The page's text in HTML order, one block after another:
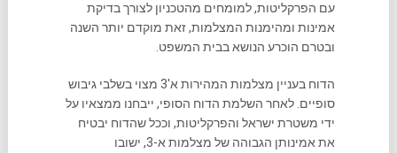
עם הפרקליטות, למומחים מהטכניון לצורך בדיקת
אמינות ומהימנות המצלמות, זאת מוקדם יותר השנה
ובטרם הוכרע הנושא בבית המשפט.
הדוח בעניין מצלמות המהירות א'3 מצוי בשלבי גיבוש
סופיים. לאחר השלמת הדוח הסופי, ייבחנו ממצאיו על
ידי משטרת ישראל והפרקליטות, וככל שהדוח יבטיח
את אמינותן הגבוהה של מצלמות א-3, ישובו